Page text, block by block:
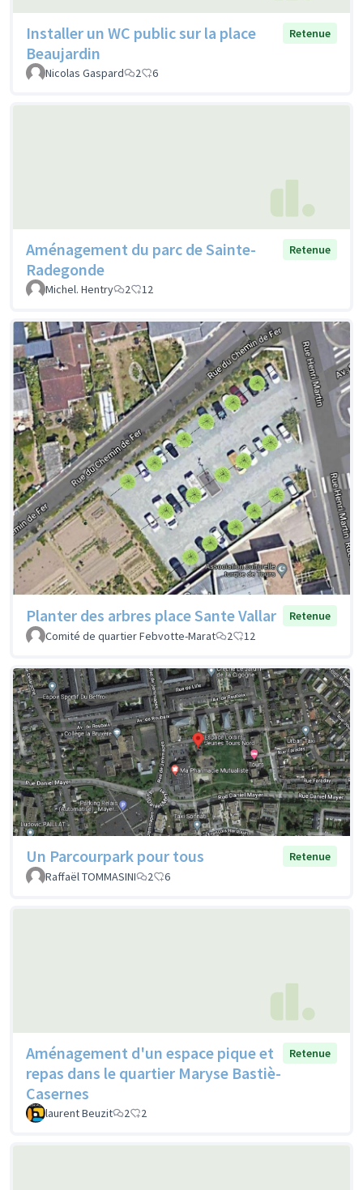
Installer un WC public sur la place
Beaujardin
Retenue
Nicolas Gaspard 2 6
Aménagement du parc de Sainte-
Radegonde
Retenue
Michel. Hentry 2 12
Planter des arbres place Sante Vallar
Retenue
Comité de quartier Febvotte-Marat
2 12
Un Parcourpark pour tous
Retenue
Raffaël TOMMASINI
2 6
Aménagement d'un espace pique et
repas dans le quartier Maryse Bastiè-
Casernes
Retenue
laurent Beuzit 2 2